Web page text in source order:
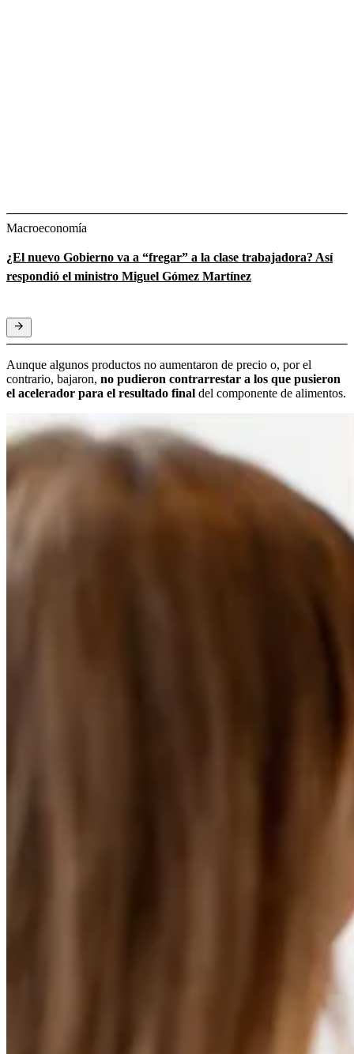
Macroeconomía
¿El nuevo Gobierno va a “fregar” a la clase trabajadora? Así
respondió el ministro Miguel Gómez Martínez
Aunque algunos productos no aumentaron de precio o, por el
contrario, bajaron, no pudieron contrarrestar a los que pusieron
el acelerador para el resultado final del componente de alimentos.